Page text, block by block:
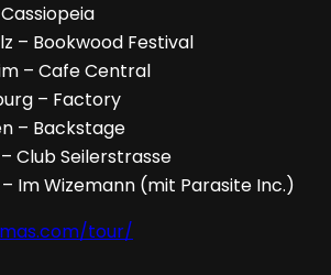
– Bookwood Festival
– Cafe Central
– Factory
– Backstage
Club Seilerstrasse
– Im Wizemann (mit Parasite Inc.)
tour/